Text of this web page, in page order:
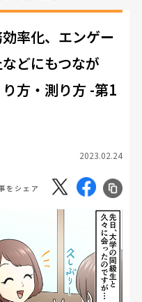
率化、エンゲー
どにもつなが
方・測り方 -第1
2023.02.24
をシェア